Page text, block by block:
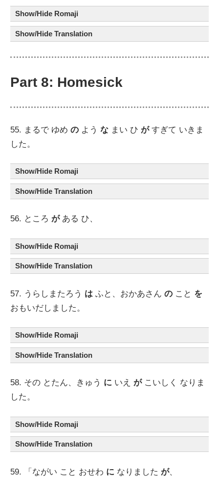
Show/Hide Romaji
Show/Hide Translation
Part 8: Homesick
55. まるで ゆめの ような まい ひがすぎて いきま
した。
Show/Hide Romaji
Show/Hide Translation
56. ところがある ひ、
Show/Hide Romaji
Show/Hide Translation
57. うらしまたろう は ふと、おかあさんの こと を
おもいだしました。
Show/Hide Romaji
Show/Hide Translation
58. その とたん、きゅう に いえがこいしく なりま
した。
Show/Hide Romaji
Show/Hide Translation
59. 「ながい こと おせわ に なりましたが、